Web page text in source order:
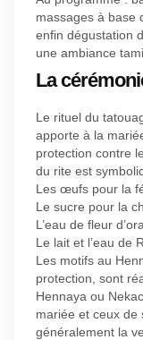
massages à base
enfin dégustation
une ambiance
La
Le rituel du
apporte à la
protection contre
du rite est
Les œufs pour la
Le sucre pour la
L’eau de fleur
Le lait et l’eau de
Les motifs au
protection, sont
Hennaya ou
mariée et ceux de
généralement la